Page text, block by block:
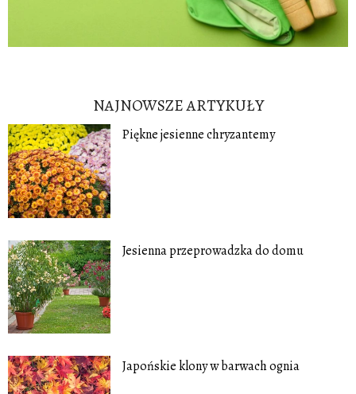
NAJNOWSZE ARTYKUŁY
Piękne jesienne chryzantemy
Jesienna przeprowadzka do domu
Japońskie klony w barwach ognia